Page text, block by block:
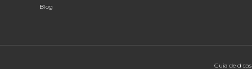
Blog
Guia de dicas